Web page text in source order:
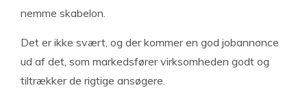
nemme skabelon.
Det er ikke svært, og der kommer en god jobannonce
ud af det, som markedsfører virksomheden godt og
tiltrækker de rigtige ansøgere.